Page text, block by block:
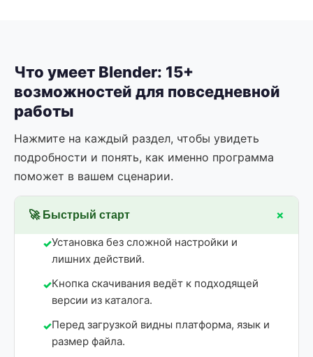
Что умеет Blender: 15+
возможностей для повседневной
работы
Нажмите на каждый раздел, чтобы увидеть
подробности и понять, как именно программа
поможет в вашем сценарии.
🚀 Быстрый старт +
Установка без сложной настройки и
лишних действий.
Кнопка скачивания ведёт к подходящей
версии из каталога.
Перед загрузкой видны платформа, язык и
размер файла.